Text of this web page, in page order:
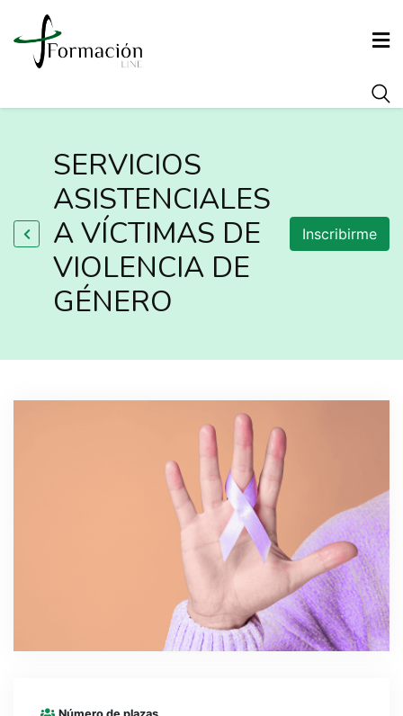
INICIO
CONÓCENOS
FORMACIÓN
AGENCIA DE COLOCACIÓN
ARRAIGO
SERVICIOS
ASISTENCIALES
A VÍCTIMAS DE
VIOLENCIA DE
GÉNERO
Inscribirme